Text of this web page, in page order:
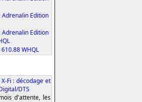
Adrenalin Edition
Adrenalin Edition
WHQL
Fi : décodage et
DTS
d'attente, les